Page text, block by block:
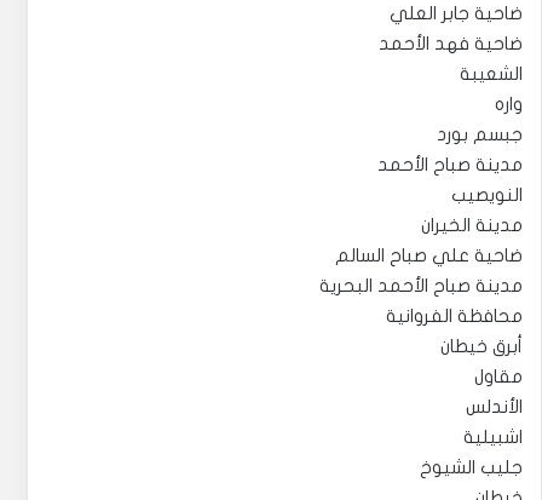
ضاحية جابر العلي
ضاحية فهد الأحمد
الشعيبة
واره
جبسم بورد
مدينة صباح الأحمد
النويصيب
مدينة الخيران
ضاحية علي صباح السالم
مدينة صباح الأحمد البحرية
محافظة الفروانية
أبرق خيطان
مقاول
الأندلس
اشبيلية
جليب الشيوخ